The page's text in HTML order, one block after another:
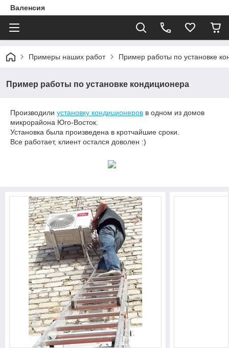
Валенсия
Примеры наших работ Пример работы по установке
Пример работы по установке кондиционера
Производили установку кондиционеров в одном из домов
микрорайона Юго-Восток.
Установка была произведена в кротчайшие сроки.
Все работает, клиент остался доволен :)